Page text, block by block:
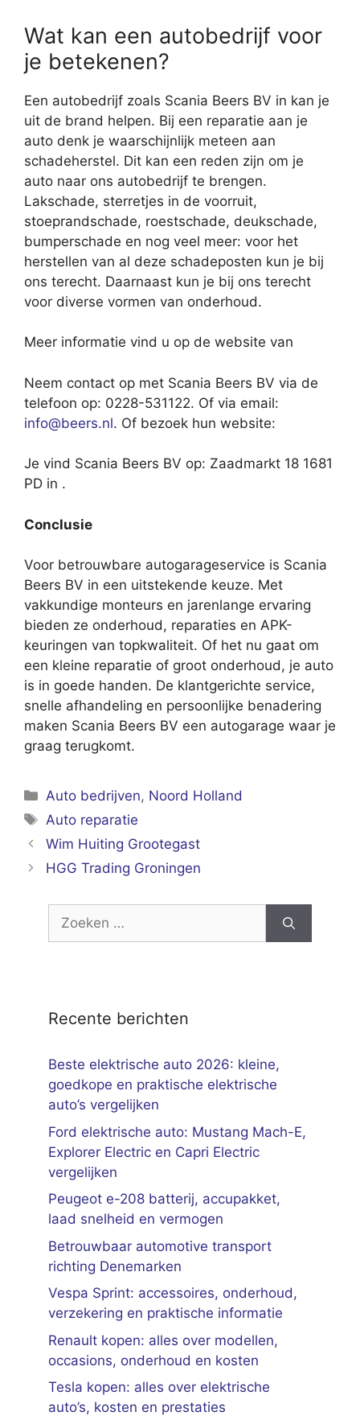
Wat kan een autobedrijf voor
je betekenen?
Een autobedrijf zoals Scania Beers BV in kan je
uit de brand helpen. Bij een reparatie aan je
auto denk je waarschijnlijk meteen aan
schadeherstel. Dit kan een reden zijn om je
auto naar ons autobedrijf te brengen.
Lakschade, sterretjes in de voorruit,
stoeprandschade, roestschade, deukschade,
bumperschade en nog veel meer: voor het
herstellen van al deze schadeposten kun je bij
ons terecht. Daarnaast kun je bij ons terecht
voor diverse vormen van onderhoud.
Meer informatie vind u op de website van
Neem contact op met Scania Beers BV via de
telefoon op: 0228-531122. Of via email:
info@beers.nl. Of bezoek hun website:
Je vind Scania Beers BV op: Zaadmarkt 18 1681
PD in .
Conclusie
Voor betrouwbare autogarageservice is Scania
Beers BV in een uitstekende keuze. Met
vakkundige monteurs en jarenlange ervaring
bieden ze onderhoud, reparaties en APK-
keuringen van topkwaliteit. Of het nu gaat om
een kleine reparatie of groot onderhoud, je auto
is in goede handen. De klantgerichte service,
snelle afhandeling en persoonlijke benadering
maken Scania Beers BV een autogarage waar je
graag terugkomt.
Categorieën
Auto bedrijven, Noord Holland
Tags
Auto reparatie
Wim Huiting Grootegast
HGG Trading Groningen
Zoek
Recente berichten
Beste elektrische auto 2026: kleine,
goedkope en praktische elektrische
auto’s vergelijken
Ford elektrische auto: Mustang Mach-E,
Explorer Electric en Capri Electric
vergelijken
Peugeot e-208 batterij, accupakket,
laad snelheid en vermogen
Betrouwbaar automotive transport
richting Denemarken
Vespa Sprint: accessoires, onderhoud,
verzekering en praktische informatie
Renault kopen: alles over modellen,
occasions, onderhoud en kosten
Tesla kopen: alles over elektrische
auto’s, kosten en prestaties